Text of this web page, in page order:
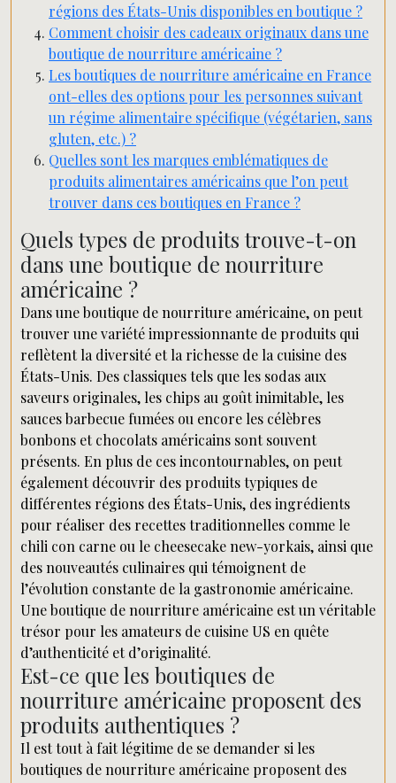
régions des États-Unis disponibles en boutique ?
Comment choisir des cadeaux originaux dans une
boutique de nourriture américaine ?
Les boutiques de nourriture américaine en France
ont-elles des options pour les personnes suivant
un régime alimentaire spécifique (végétarien, sans
gluten, etc.) ?
Quelles sont les marques emblématiques de
produits alimentaires américains que l’on peut
trouver dans ces boutiques en France ?
Quels types de produits trouve-t-on
dans une boutique de nourriture
américaine ?
Dans une boutique de nourriture américaine, on peut
trouver une variété impressionnante de produits qui
reflètent la diversité et la richesse de la cuisine des
États-Unis. Des classiques tels que les sodas aux
saveurs originales, les chips au goût inimitable, les
sauces barbecue fumées ou encore les célèbres
bonbons et chocolats américains sont souvent
présents. En plus de ces incontournables, on peut
également découvrir des produits typiques de
différentes régions des États-Unis, des ingrédients
pour réaliser des recettes traditionnelles comme le
chili con carne ou le cheesecake new-yorkais, ainsi que
des nouveautés culinaires qui témoignent de
l’évolution constante de la gastronomie américaine.
Une boutique de nourriture américaine est un véritable
trésor pour les amateurs de cuisine US en quête
d’authenticité et d’originalité.
Est-ce que les boutiques de
nourriture américaine proposent des
produits authentiques ?
Il est tout à fait légitime de se demander si les
boutiques de nourriture américaine proposent des